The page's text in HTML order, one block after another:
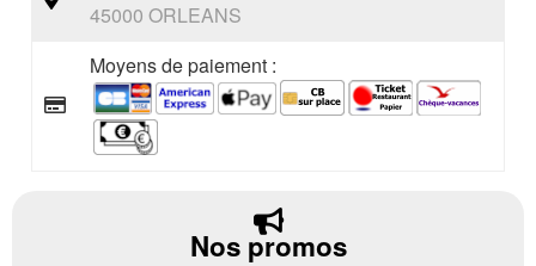
45000 ORLEANS
Moyens de paiement :
Nos promos